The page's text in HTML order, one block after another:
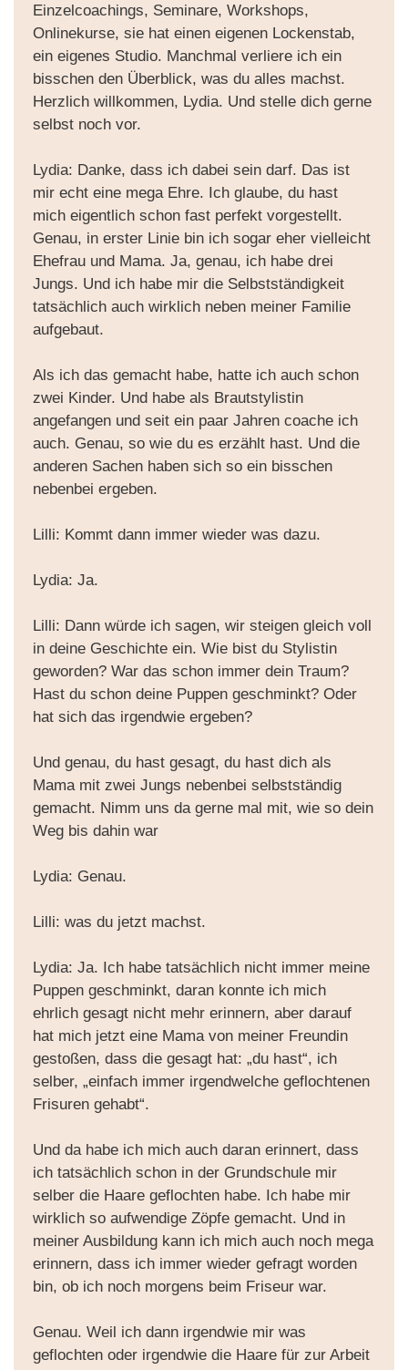
Einzelcoachings, Seminare, Workshops,
Onlinekurse, sie hat einen eigenen Lockenstab,
ein eigenes Studio. Manchmal verliere ich ein
bisschen den Überblick, was du alles machst.
Herzlich willkommen, Lydia. Und stelle dich gerne
selbst noch vor.
Lydia: Danke, dass ich dabei sein darf. Das ist
mir echt eine mega Ehre. Ich glaube, du hast
mich eigentlich schon fast perfekt vorgestellt.
Genau, in erster Linie bin ich sogar eher vielleicht
Ehefrau und Mama. Ja, genau, ich habe drei
Jungs. Und ich habe mir die Selbstständigkeit
tatsächlich auch wirklich neben meiner Familie
aufgebaut.
Als ich das gemacht habe, hatte ich auch schon
zwei Kinder. Und habe als Brautstylistin
angefangen und seit ein paar Jahren coache ich
auch. Genau, so wie du es erzählt hast. Und die
anderen Sachen haben sich so ein bisschen
nebenbei ergeben.
Lilli: Kommt dann immer wieder was dazu.
Lydia: Ja.
Lilli: Dann würde ich sagen, wir steigen gleich voll
in deine Geschichte ein. Wie bist du Stylistin
geworden? War das schon immer dein Traum?
Hast du schon deine Puppen geschminkt? Oder
hat sich das irgendwie ergeben?
Und genau, du hast gesagt, du hast dich als
Mama mit zwei Jungs nebenbei selbstständig
gemacht. Nimm uns da gerne mal mit, wie so dein
Weg bis dahin war
Lydia: Genau.
Lilli: was du jetzt machst.
Lydia: Ja. Ich habe tatsächlich nicht immer meine
Puppen geschminkt, daran konnte ich mich
ehrlich gesagt nicht mehr erinnern, aber darauf
hat mich jetzt eine Mama von meiner Freundin
gestoßen, dass die gesagt hat: „du hast“, ich
selber, „einfach immer irgendwelche geflochtenen
Frisuren gehabt“.
Und da habe ich mich auch daran erinnert, dass
ich tatsächlich schon in der Grundschule mir
selber die Haare geflochten habe. Ich habe mir
wirklich so aufwendige Zöpfe gemacht. Und in
meiner Ausbildung kann ich mich auch noch mega
erinnern, dass ich immer wieder gefragt worden
bin, ob ich noch morgens beim Friseur war.
Genau. Weil ich dann irgendwie mir was
geflochten oder irgendwie die Haare für zur Arbeit